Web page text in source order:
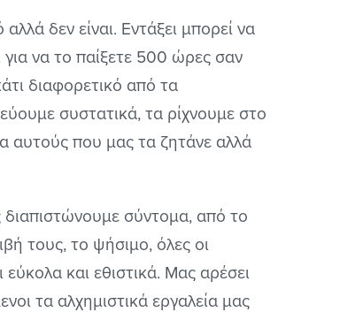
δεν είναι. Εντάξει μπορεί να
για να το παίξετε 500 ώρες σαν
διαφορετικό από τα
συστατικά, τα ρίχνουμε στο
αυτούς που μας τα ζητάνε αλλά
διαπιστώνουμε σύντομα, από το
τους, το ψήσιμο, όλες οι
και εθιστικά. Μας αρέσει
τα αλχημιστικά εργαλεία μας